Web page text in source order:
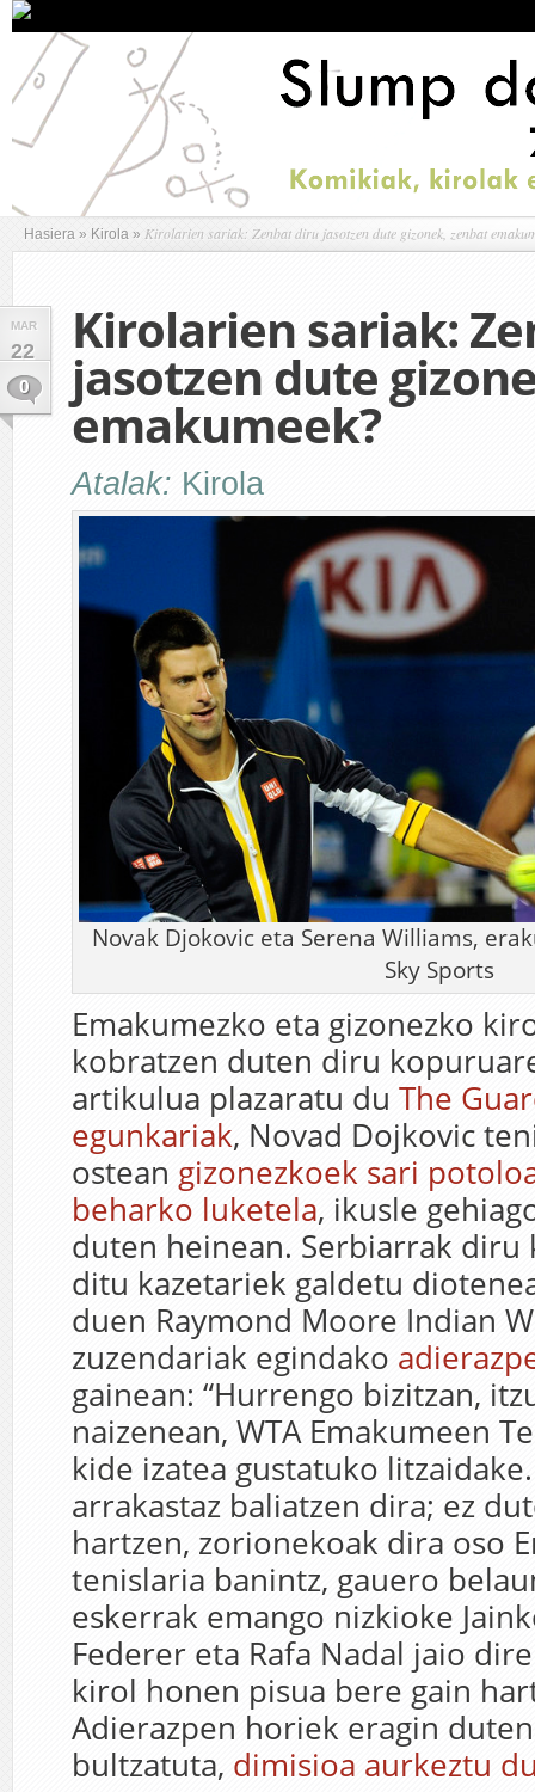
Hasiera » Kirola » Kirolarien sariak: Zenbat diru jasotzen dute gizonek, zenbat
MAR
22
0
Kirolarien sariak:
jasotzen dute
emakumeek?
Atalak: Kirola
Novak Djokovic eta Serena Williams,
Sky Sports
Emakumezko eta gizonezko
kobratzen duten diru
artikulua plazaratu du The
egunkariak, Novad Dojkovic
ostean gizonezkoek sari
beharko luketela, ikusle
duten heinean. Serbiarrak diru
ditu kazetariek galdetu
duen Raymond Moore Indian
zuzendariak egindako
gainean: “Hurrengo bizitzan,
naizenean, WTA Emakumeen
kide izatea gustatuko
arrakastaz baliatzen dira; ez
hartzen, zorionekoak dira oso
tenislaria banintz, gauero
eskerrak emango nizkioke
Federer eta Rafa Nadal jaio
kirol honen pisua bere gain
Adierazpen horiek eragin
bultzatuta, dimisioa aurkeztu